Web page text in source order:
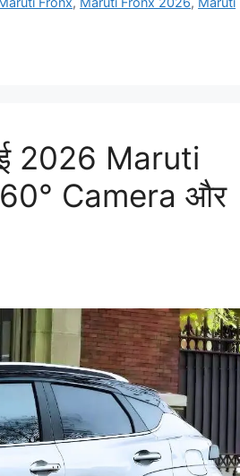
2026 Maruti
Camera और